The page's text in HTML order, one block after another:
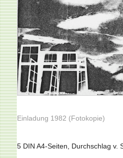
Einladung 1982 (Fotokopie)
5 DIN A4-Seiten, Durchschlag v.